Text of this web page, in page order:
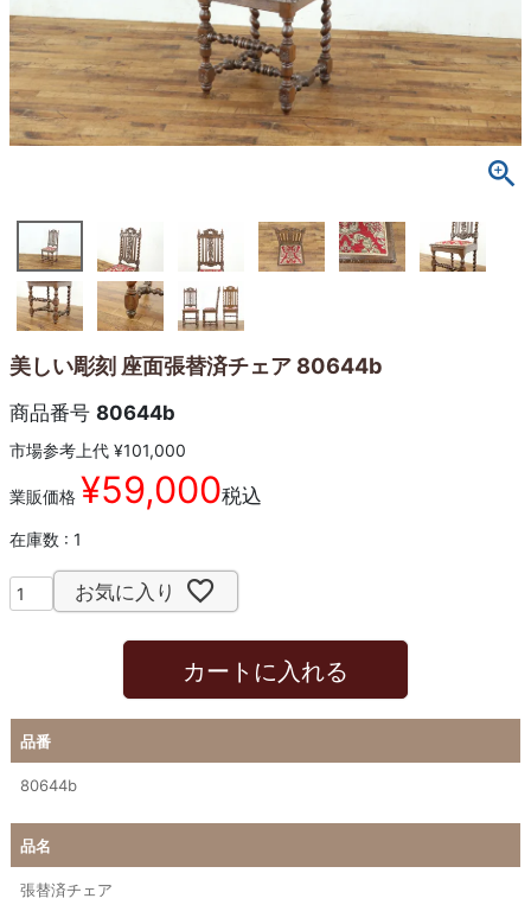
美しい彫刻 座面張替済チェア 80644b
商品番号 80644b
市場参考上代 ¥101,000
業販価格 ¥59,000税込
在庫数 1
お気に入り
カートに入れる
品番
80644b
品名
張替済チェア